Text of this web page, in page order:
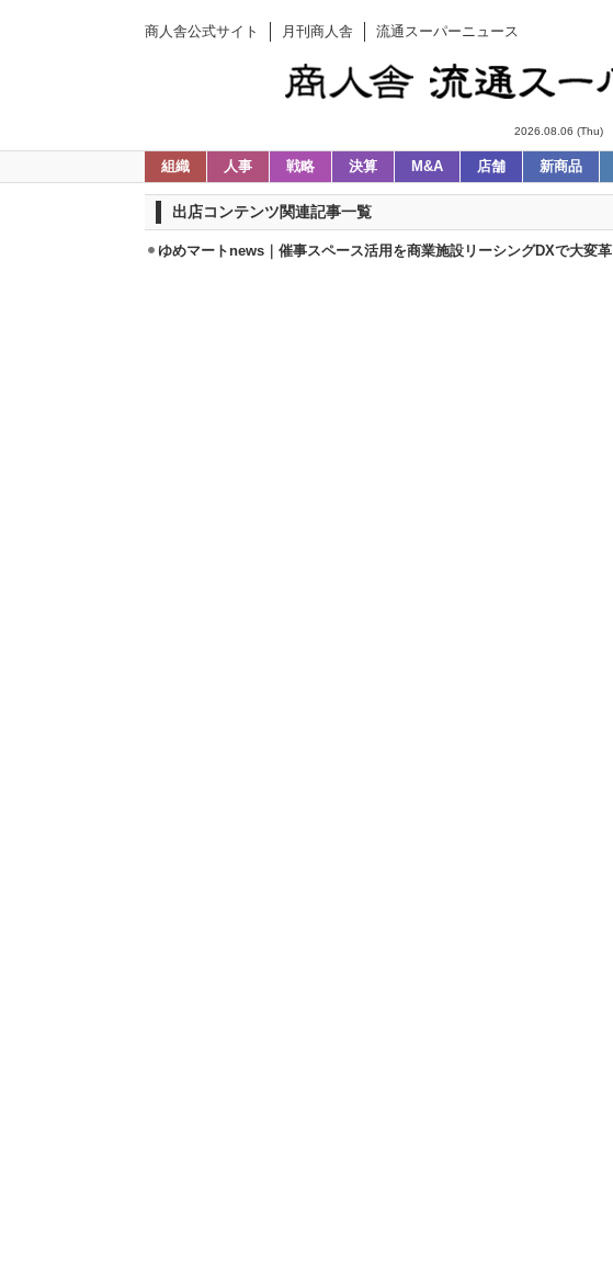
商人舎公式サイト 月刊商人舎 流通スーパーニュース
2026.08.06 (Thu)
組織 人事 戦略 決算 M&A 店舗 新商品
出店コンテンツ関連記事一覧
ゆめマートnews｜催事スペース活用を商業施設リーシングDXで大変革